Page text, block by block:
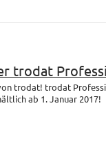
trodat
trodat! trodat
ab 1. Januar 2017!